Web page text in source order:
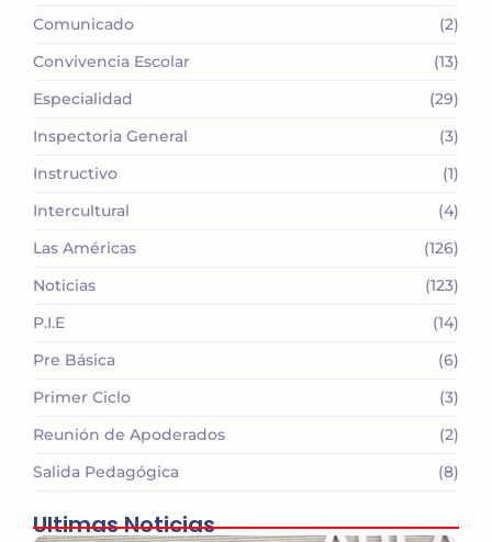
Comunicado
(2)
Convivencia Escolar
(13)
Especialidad
(29)
Inspectoria General
(3)
Instructivo
(1)
Intercultural
(4)
Las Américas
(126)
Noticias
(123)
P.I.E
(14)
Pre Básica
(6)
Primer Ciclo
(3)
Reunión de Apoderados
(2)
Salida Pedagógica
(8)
Ultimas Noticias